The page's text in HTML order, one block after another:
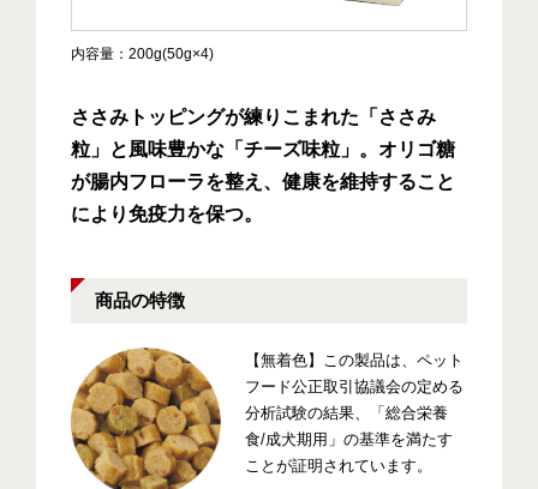
内容量 200g(50g×4)
ささみトッピングが練りこまれた「ささみ
粒」と風味豊かな「チーズ味粒」。オリゴ糖
が腸内フローラを整え、健康を維持すること
により免疫力を保つ。
商品の特徴
【無着色】この製品は、ペット
フード公正取引協議会の定める
分析試験の結果、「総合栄養
食/成犬期用」の基準を満たす
ことが証明されています。